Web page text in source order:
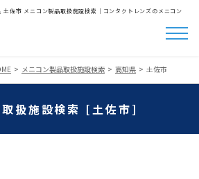
土佐市 メニコン製品取扱施設検索│コンタクトレンズのメニコン
メニコン製品取扱施設検索 高知県 土佐市
扱施設検索 [土佐市]